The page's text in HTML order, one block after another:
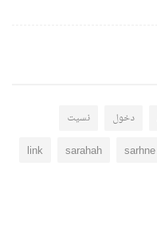
دخول نسيت
sarhne
sarahah
link